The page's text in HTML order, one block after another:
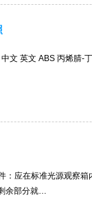
文 英文 ABS 丙烯腈-
：应在标准光源观察
余部分就…